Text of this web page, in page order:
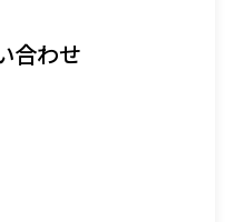
合わせ